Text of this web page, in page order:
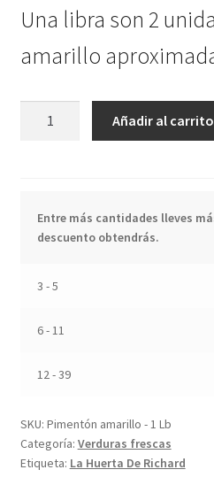
Una libra son 2
amarillo
cantidad
Añadir al carrito
Entre más cantidades lleves
descuento obtendrás.
3 - 5
6 - 11
12 - 39
SKU: Pimentón amarillo - 1 Lb
Categoría: Verduras frescas
Etiqueta: La Huerta De Richard